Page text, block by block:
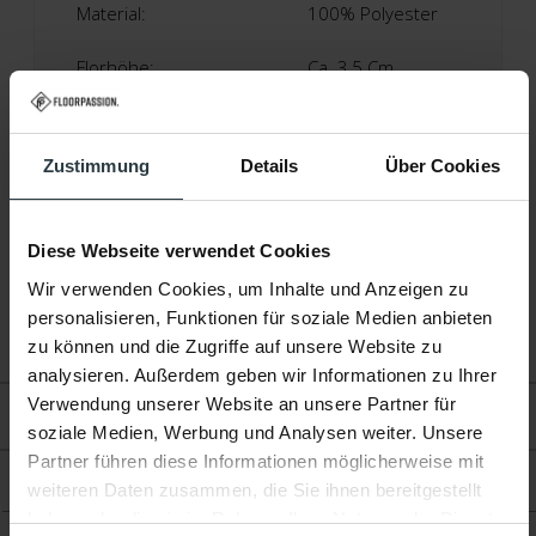
Zustimmung Details Über Cookies
Diese Webseite verwendet Cookies
Wir verwenden Cookies, um Inhalte und Anzeigen zu
personalisieren, Funktionen für soziale Medien anbieten
zu können und die Zugriffe auf unsere Website zu
analysieren. Außerdem geben wir Informationen zu Ihrer
Verwendung unserer Website an unsere Partner für
soziale Medien, Werbung und Analysen weiter. Unsere
Partner führen diese Informationen möglicherweise mit
weiteren Daten zusammen, die Sie ihnen bereitgestellt
haben oder die sie im Rahmen Ihrer Nutzung der Dienste
Bewertungen
Produkt
Material: 100% Polyester
Florhöhe: Ca. 3,5 Cm
Garantie: